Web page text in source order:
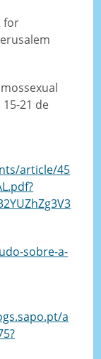
for
21 de
article/45
sobre-a-
a